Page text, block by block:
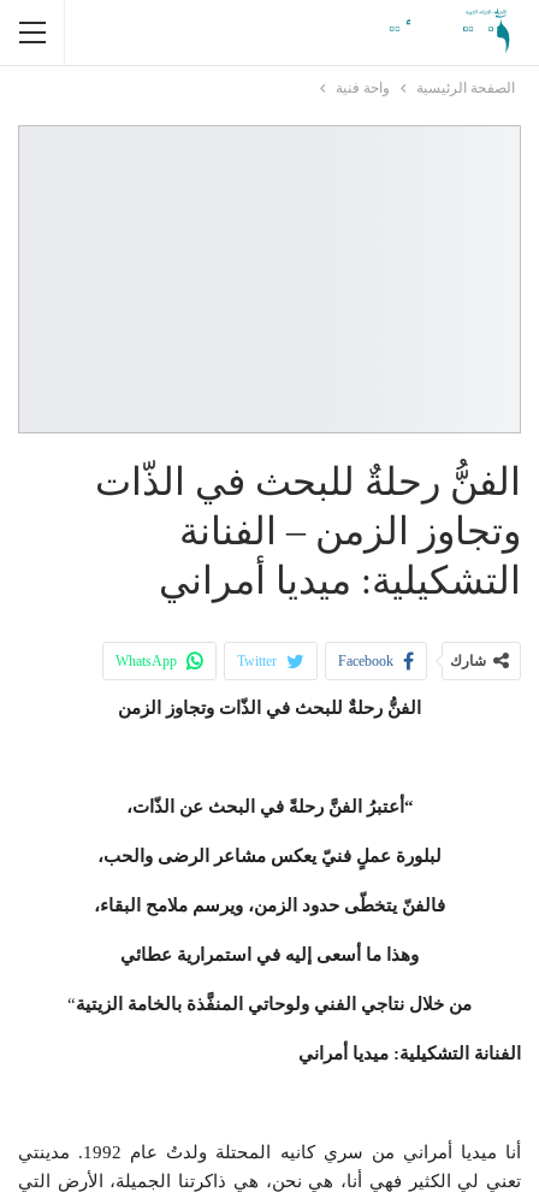
الصفحة الرئيسية واحة فنية
الفنُّ رحلةٌ للبحث في الذّات
وتجاوز الزمن – الفنانة
التشكيلية: ميديا أمراني
شارك Facebook
Twitter
WhatsApp
البريد الإلكتروني طباعة
الفنُّ رحلةٌ للبحث في الذّات وتجاوز الزمن
“أعتبرُ الفنَّ رحلةً في البحث عن الذّات،
لبلورة عملٍ فنيّ يعكس مشاعر الرضى والحب،
فالفنّ يتخطّى حدود الزمن، ويرسم ملامح البقاء،
وهذا ما أسعى إليه في استمرارية عطائي
من خلال نتاجي الفني ولوحاتي المنفَّذة بالخامة الزيتية“
الفنانة التشكيلية: ميديا أمراني
أنا ميديا أمراني من سري كانيه المحتلة ولدتُ عام 1992. مدينتي
تعني لي الكثير فهي أنا، هي نحن، هي ذاكرتنا الجميلة، الأرض التي